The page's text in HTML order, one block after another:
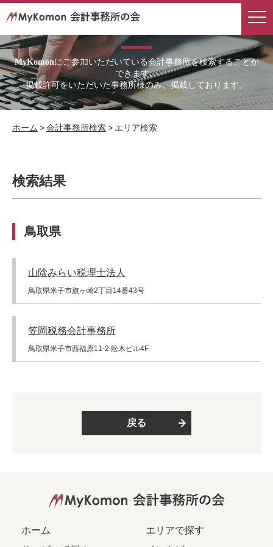
MyKomonにご参加いただいている会計事務所を検索することが
できます。
掲載許可をいただいた事務所様のみ、掲載しております。
ホーム >会計事務所検索> エリア検索
検索結果
鳥取県
山陰みらい税理士法人
鳥取県米子市旗ヶ崎2丁目14番43号
笠岡税務会計事務所
鳥取県米子市西福原11-2 舩木ビル4F
戻る
ホーム
エリアで探す